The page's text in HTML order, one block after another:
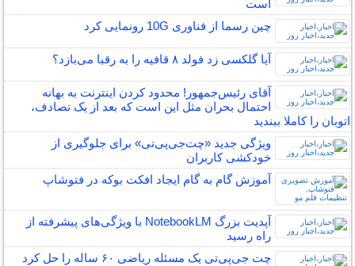
است
چین رسما از فناوری 10G رونمایی کرد
آیا گلکسی زد فولد ۸ قافیه را به رقبا می‌بازد؟
آقای رئیس‌جمهور! محدود کردن اینترنت به بهانه
احتمال بحران مثل این است که بعد از یک تصادف،
اتوبان را کاملا ببندید
ویژگی جدید «چت‌جی‌پی‌تی» برای جلوگیری از
خودکشی کاربران
آموزش گام به گام ایجاد افکت بوکه در فتوشاپ
آپدیت بزرگ NotebookLM با ویژگی‌های پیشرفته از
راه رسید
چت ‌جی‌پی‌تی یک مسئله ریاضی ۶۰ ساله را حل کرد